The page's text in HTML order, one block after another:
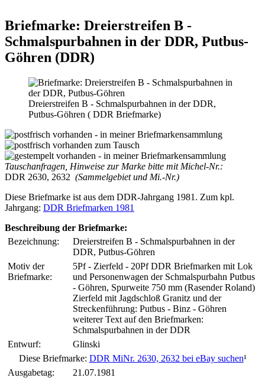
Briefmarke: Dreierstreifen B -
Schmalspurbahnen in der DDR, Putbus-
Göhren (DDR)
Dreierstreifen B - Schmalspurbahnen in der DDR,
Putbus-Göhren ( DDR Briefmarke)
Tauschanfragen, Hinweise zur Marke bitte mit Michel-Nr.:
DDR 2630, 2632 (Sammelgebiet und Mi.-Nr.)
Diese Briefmarke ist aus dem DDR-Jahrgang 1981. Zum kpl.
Jahrgang: DDR Briefmarken 1981
Beschreibung der Briefmarke:
Bezeichnung:
Dreierstreifen B - Schmalspurbahnen in der
DDR, Putbus-Göhren
Motiv der
Briefmarke:
5Pf - Zierfeld - 20Pf DDR Briefmarken mit Lok
und Personenwagen der Schmalspurbahn Putbus
- Göhren, Spurweite 750 mm (Rasender Roland)
Zierfeld mit Jagdschloß Granitz und der
Streckenführung: Putbus - Binz - Göhren
weiterer Text auf den Briefmarken:
Schmalspurbahnen in der DDR
Entwurf:
Glinski
Diese Briefmarke: DDR MiNr. 2630, 2632 bei eBay suchen¹
Ausgabetag:
21.07.1981